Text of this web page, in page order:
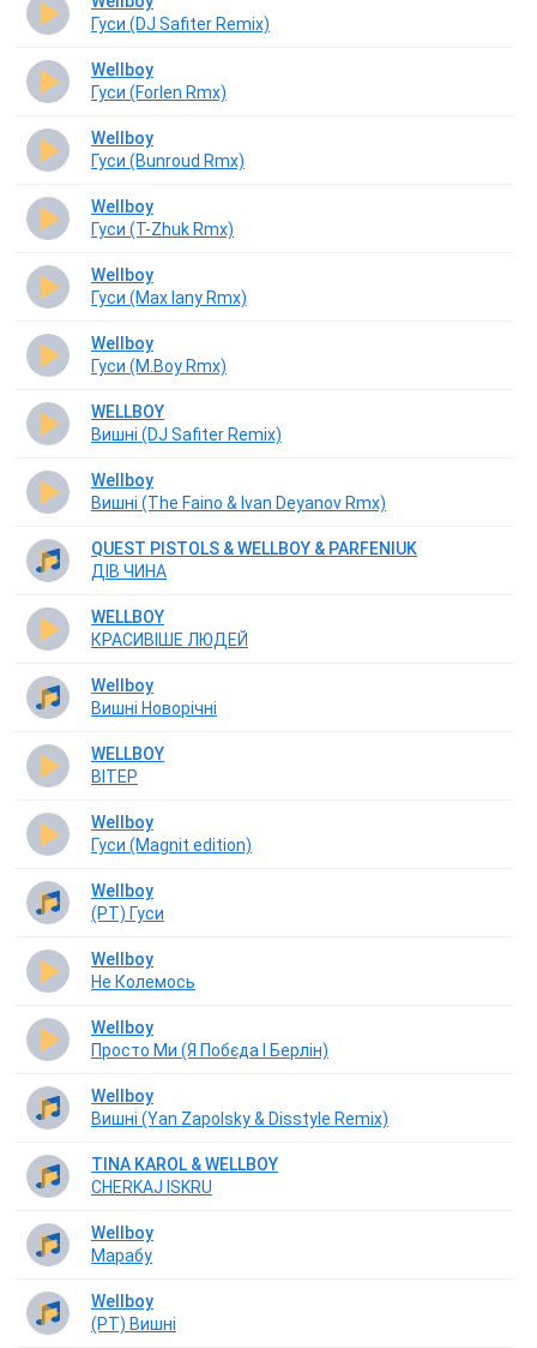
Гуси (DJ Safiter Remix)
Wellboy
Гуси (Forlen Rmx)
Wellboy
Гуси (Bunroud Rmx)
Wellboy
Гуси (T-Zhuk Rmx)
Wellboy
Гуси (Max Iany Rmx)
Wellboy
Гуси (M.Boy Rmx)
WELLBOY
Вишнi (DJ Safiter Remix)
Wellboy
Вишнi (The Faino & Ivan Deyanov Rmx)
QUEST PISTOLS & WELLBOY & PARFENIUK
ДІВ ЧИНА
WELLBOY
КРАСИВІШЕ ЛЮДЕЙ
Wellboy
Вишнi Новорiчнi
WELLBOY
ВІТЕР
Wellboy
Гуси (Magnit edition)
Wellboy
(РТ) Гуси
Wellboy
Не Колемось
Wellboy
Просто Ми (Я Побєда І Берлін)
Wellboy
Вишні (Yan Zapolsky & Disstyle Remix)
TINA KAROL & WELLBOY
CHERKAJ ISKRU
Wellboy
Марабу
Wellboy
(РТ) Вишні